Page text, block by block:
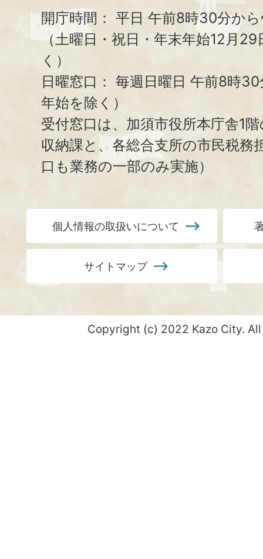
開庁時間： 平日 午前8時30分か
（土曜日・祝日・年末年始12月
く）
日曜窓口： 毎週日曜日 午前8時
年始を除く）
受付窓口は、加須市役所本庁舎1
収納課と、 各総合支所の市民税務
口も業務の一部のみ実施）
個人情報の取扱いについて
サイトマップ
Copyright (c) 2022 Kazo City.